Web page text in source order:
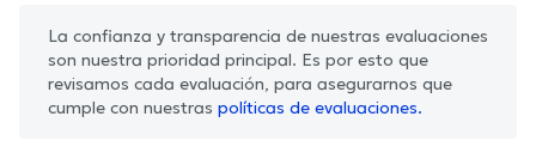
La confianza y transparencia de nuestras evaluaciones
son nuestra prioridad principal. Es por esto que
revisamos cada evaluación, para asegurarnos que
cumple con nuestras políticas de evaluaciones.